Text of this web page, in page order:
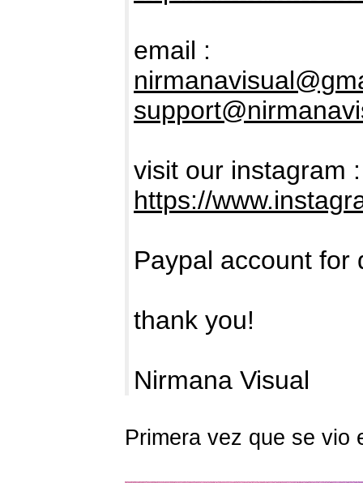
email :
visit our instagram :
https://
Paypal account
thank you!
Nirmana Visual
Primera vez que se vio